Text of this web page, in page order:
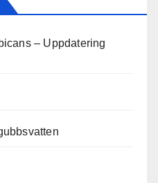
– Uppdatering